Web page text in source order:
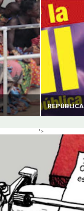
REPÚBLICA
">